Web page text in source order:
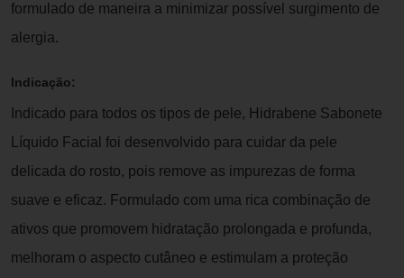
formulado de maneira a minimizar possível surgimento de
alergia.
Indicação:
Indicado para todos os tipos de pele, Hidrabene Sabonete
Líquido Facial foi desenvolvido para cuidar da pele
delicada do rosto, pois remove as impurezas de forma
suave e eficaz. Formulado com uma rica combinação de
ativos que promovem hidratação prolongada e profunda,
melhoram o aspecto cutâneo e estimulam a proteção